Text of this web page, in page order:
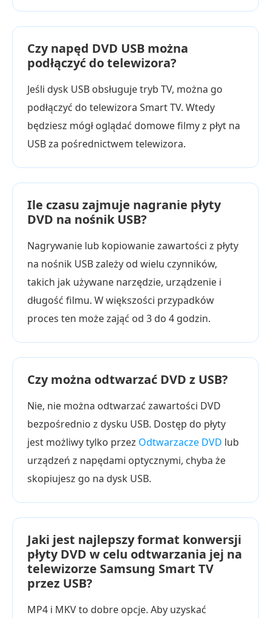
Czy napęd DVD USB można
podłączyć do telewizora?
Jeśli dysk USB obsługuje tryb TV, można go
podłączyć do telewizora Smart TV. Wtedy
będziesz mógł oglądać domowe filmy z płyt na
USB za pośrednictwem telewizora.
Ile czasu zajmuje nagranie płyty
DVD na nośnik USB?
Nagrywanie lub kopiowanie zawartości z płyty
na nośnik USB zależy od wielu czynników,
takich jak używane narzędzie, urządzenie i
długość filmu. W większości przypadków
proces ten może zająć od 3 do 4 godzin.
Czy można odtwarzać DVD z USB?
Nie, nie można odtwarzać zawartości DVD
bezpośrednio z dysku USB. Dostęp do płyty
jest możliwy tylko przez Odtwarzacze DVD lub
urządzeń z napędami optycznymi, chyba że
skopiujesz go na dysk USB.
Jaki jest najlepszy format konwersji
płyty DVD w celu odtwarzania jej na
telewizorze Samsung Smart TV
przez USB?
MP4 i MKV to dobre opcje. Aby uzyskać